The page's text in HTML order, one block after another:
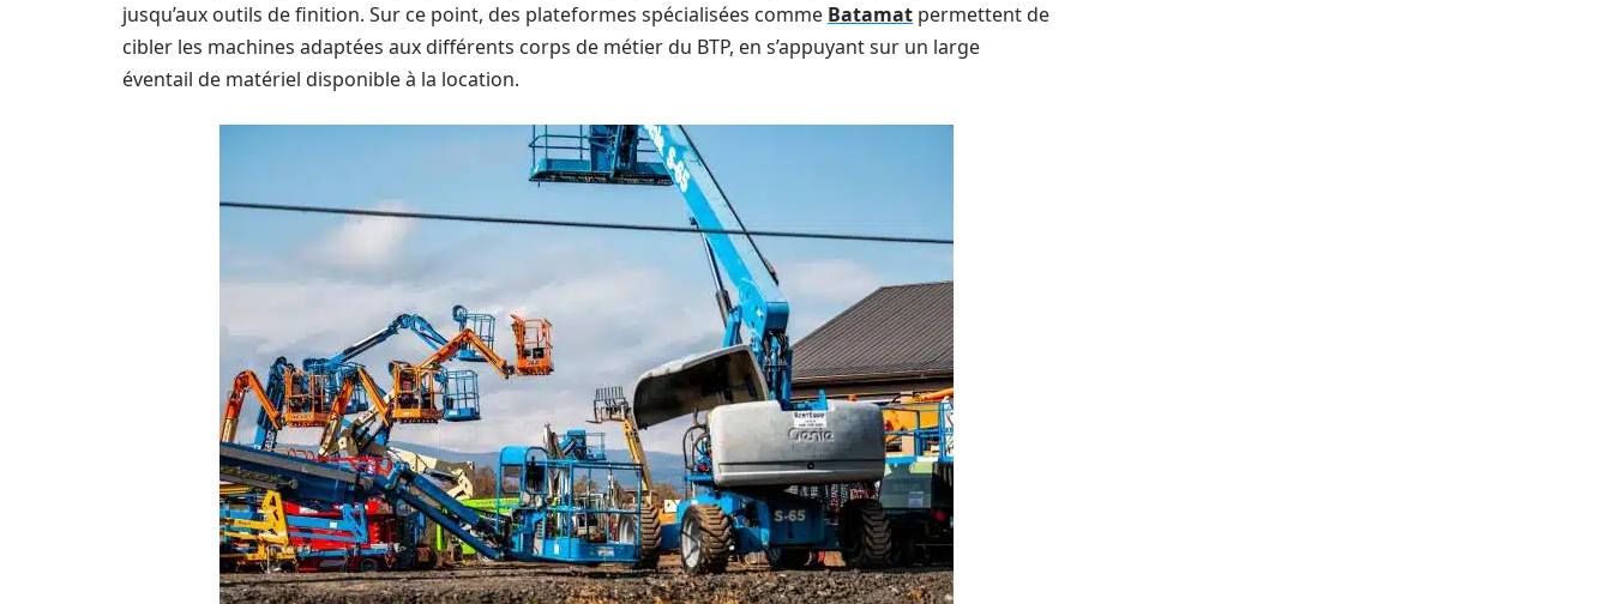
jusqu’aux outils de finition. Sur ce point, des plateformes spécialisées comme Batamat permettent de
cibler les machines adaptées aux différents corps de métier du BTP, en s’appuyant sur un large
éventail de matériel disponible à la location.